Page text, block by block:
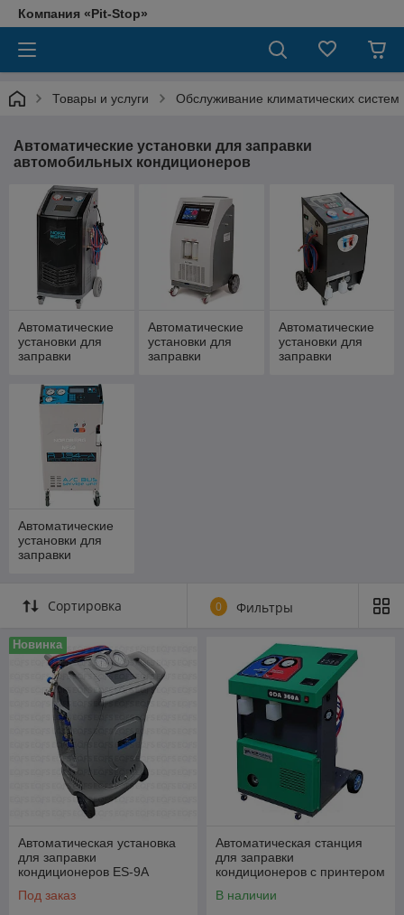
Компания «Pit-Stop»
Товары и услуги Обслуживание климатических систем
Автоматические установки для заправки
автомобильных кондиционеров
Автоматические
установки для
заправки
Nordberg (Китай)
Автоматические
установки для
заправки
Автоматические
установки для
заправки
Автоматические
установки для
заправки
(Италия)Сортировка 0 Фильтры
Новинка
Автоматическая установка
для заправки
кондиционеров ES-9A
Под заказ
Автоматическая станция
для заправки
кондиционеров с принтером
В наличии